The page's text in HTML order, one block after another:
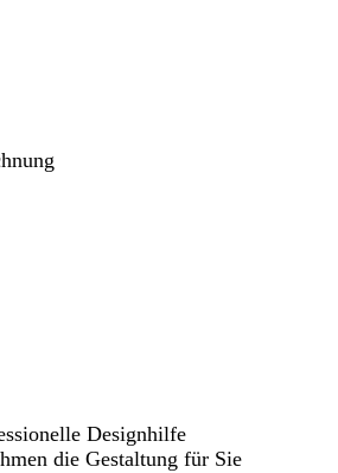
Designhilfe
die Gestaltung für Sie